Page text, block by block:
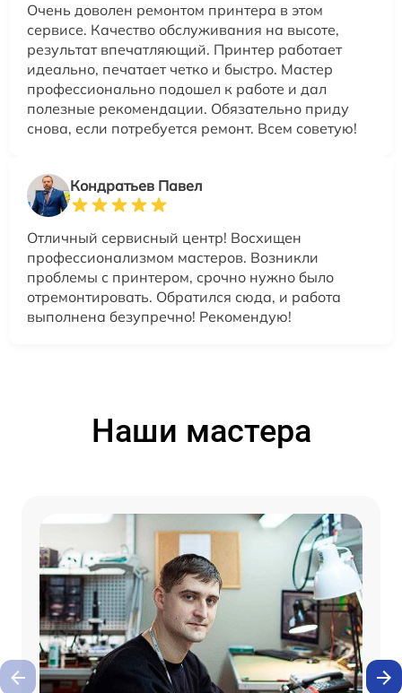
Очень доволен ремонтом принтера в этом
сервисе. Качество обслуживания на высоте,
результат впечатляющий. Принтер работает
идеально, печатает четко и быстро. Мастер
профессионально подошел к работе и дал
полезные рекомендации. Обязательно приду
снова, если потребуется ремонт. Всем советую!
Кондратьев Павел
Отличный сервисный центр! Восхищен
профессионализмом мастеров. Возникли
проблемы с принтером, срочно нужно было
отремонтировать. Обратился сюда, и работа
выполнена безупречно! Рекомендую!
Наши мастера